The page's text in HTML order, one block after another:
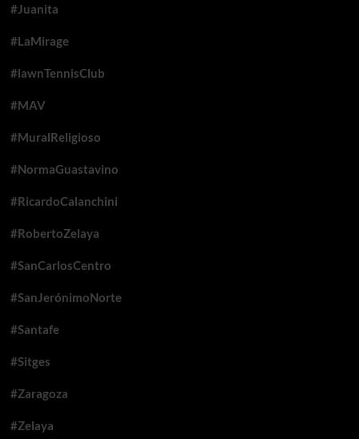
#Juanita
#LaMirage
#lawnTennisClub
#MAV
#MuralReligioso
#NormaGuastavino
#RicardoCalanchini
#RobertoZelaya
#SanCarlosCentro
#SanJerónimoNorte
#Santafe
#Sitges
#Zaragoza
#Zelaya